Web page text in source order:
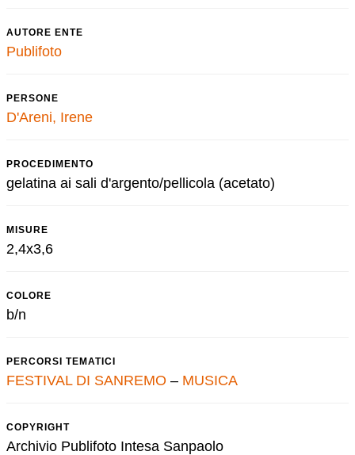
AUTORE ENTE
Publifoto
PERSONE
D'Areni, Irene
PROCEDIMENTO
gelatina ai sali d'argento/pellicola (acetato)
MISURE
2,4x3,6
COLORE
b/n
PERCORSI TEMATICI
FESTIVAL DI SANREMO – MUSICA
COPYRIGHT
Archivio Publifoto Intesa Sanpaolo